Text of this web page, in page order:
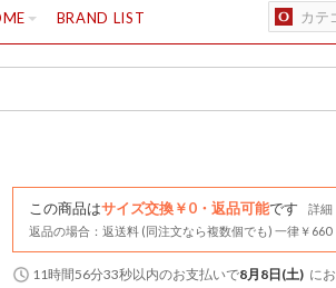
BRAND LIST
この商品はサイズ交換￥0・返品可能です
詳細
返品の場合：返送料 (同注文なら複数個でも) 一律￥660
11時間56分32秒以内のお支払いで8月8日(土) に